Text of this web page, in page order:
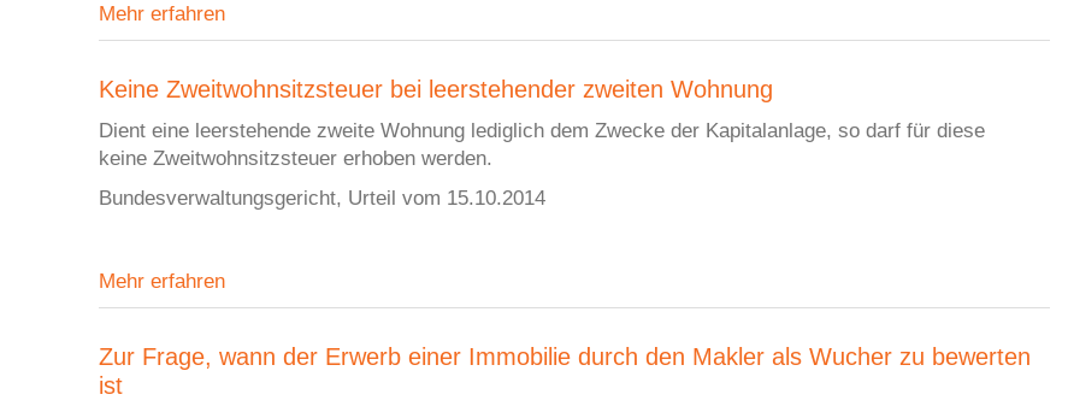
Mehr erfahren
Keine Zweitwohnsitzsteuer bei leerstehender zweiten Wohnung
Dient eine leerstehende zweite Wohnung lediglich dem Zwecke der Kapitalanlage, so darf für diese
keine Zweitwohnsitzsteuer erhoben werden.
Bundesverwaltungsgericht, Urteil vom 15.10.2014
Mehr erfahren
Zur Frage, wann der Erwerb einer Immobilie durch den Makler als Wucher zu bewerten
ist